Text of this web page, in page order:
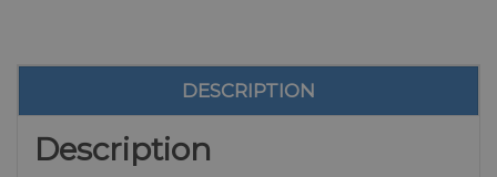
DESCRIPTION
Description